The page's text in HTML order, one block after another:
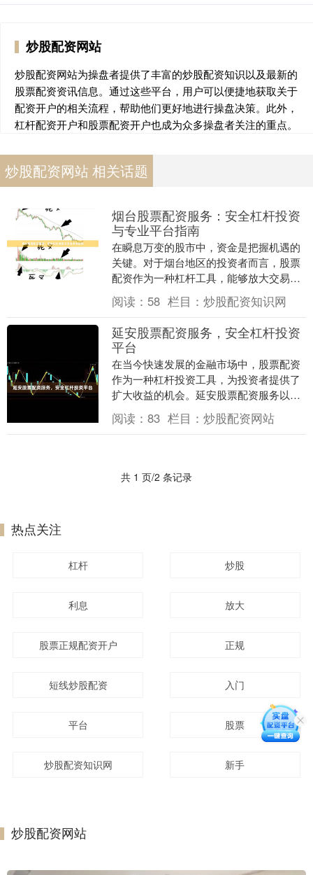
炒股配资网站
炒股配资网站为操盘者提供了丰富的炒股配资知识以及最新的
股票配资资讯信息。通过这些平台，用户可以便捷地获取关于
配资开户的相关流程，帮助他们更好地进行操盘决策。此外，
杠杆配资开户和股票配资开户也成为众多操盘者关注的重点。
炒股配资网站 相关话题
烟台股票配资服务：安全杠杆投资
与专业平台指南
在瞬息万变的股市中，资金是把握机遇的
关键。对于烟台地区的投资者而言，股票
配资作为一种杠杆工具，能够放大交易资
金，提升潜在收益。然而，高收益往往伴
随着高风险，如何....
阅读： 58 栏目： 炒股配资知识网
延安股票配资服务，安全杠杆投资
平台
在当今快速发展的金融市场中，股票配资
作为一种杠杆投资工具，为投资者提供了
扩大收益的机会。延安股票配资服务以其
安全可靠的特点，成为越来越多投资者的
选择。本文将深入....
阅读： 83 栏目： 炒股配资网站
共 1 页/2 条记录
热点关注
杠杆 炒股
利息 放大
股票正规配资开户 正规
短线炒股配资 入门
平台 股票
炒股配资知识网 新手
炒股配资网站